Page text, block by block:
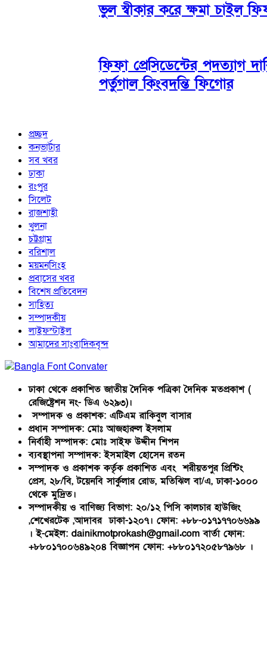
ভুল স্বীকার করে ক্ষমা চাইল
ফিফা প্রেসিডেন্টের পদত্যাগ
পর্তুগাল কিংবদন্তি ফিগোর
প্রচ্ছদ
কনভার্টার
সব খবর
ঢাকা
রংপুর
সিলেট
রাজশাহী
খুলনা
চট্টগ্রাম
বরিশাল
ময়মনসিংহ
প্রবাসের খবর
বিশেষ প্রতিবেদন
সাহিত্য
সম্পাদকীয়
লাইফস্টাইল
আমাদের সাংবাদিকবৃন্দ
ঢাকা থেকে প্রকাশিত জাতীয় দৈনিক পত্রিকা দৈনিক মতপ্রকাশ (
রেজিষ্ট্রেশন নং- ডিএ ৬২৯৩)।
সম্পাদক ও প্রকাশক: এটিএম রাকিবুল বাসার
প্রধান সম্পাদক: মোঃ আজহারুল ইসলাম
নির্বাহী সম্পাদক: মোঃ সাইফ উদ্দীন শিপন
ব্যবস্থাপনা সম্পাদক: ইসমাইল হোসেন রতন
সম্পাদক ও প্রকাশক কর্তৃক প্রকাশিত এবং শরীয়তপুর প্রিন্টিং
প্রেস, ২৮/বি, টয়েনবি সার্কুলার রোড, মতিঝিল বা/এ, ঢাকা-১০০০
থেকে মুদ্রিত।
সম্পাদকীয় ও বাণিজ্য বিভাগ: ২০/১২ পিসি কালচার হাউজিং
,শেখেরটেক ,আদাবর ঢাকা-১২০৭। ফোন: +৮৮-০১৭১৭৭০৬৬৯৯
। ই-মেইল: dainikmotprokash@gmail.com বার্তা ফোন:
+৮৮০১৭০০৬৪৯২০৪ বিজ্ঞাপন ফোন: +৮৮০১৭২০৫৮৭৯৬৮ ।